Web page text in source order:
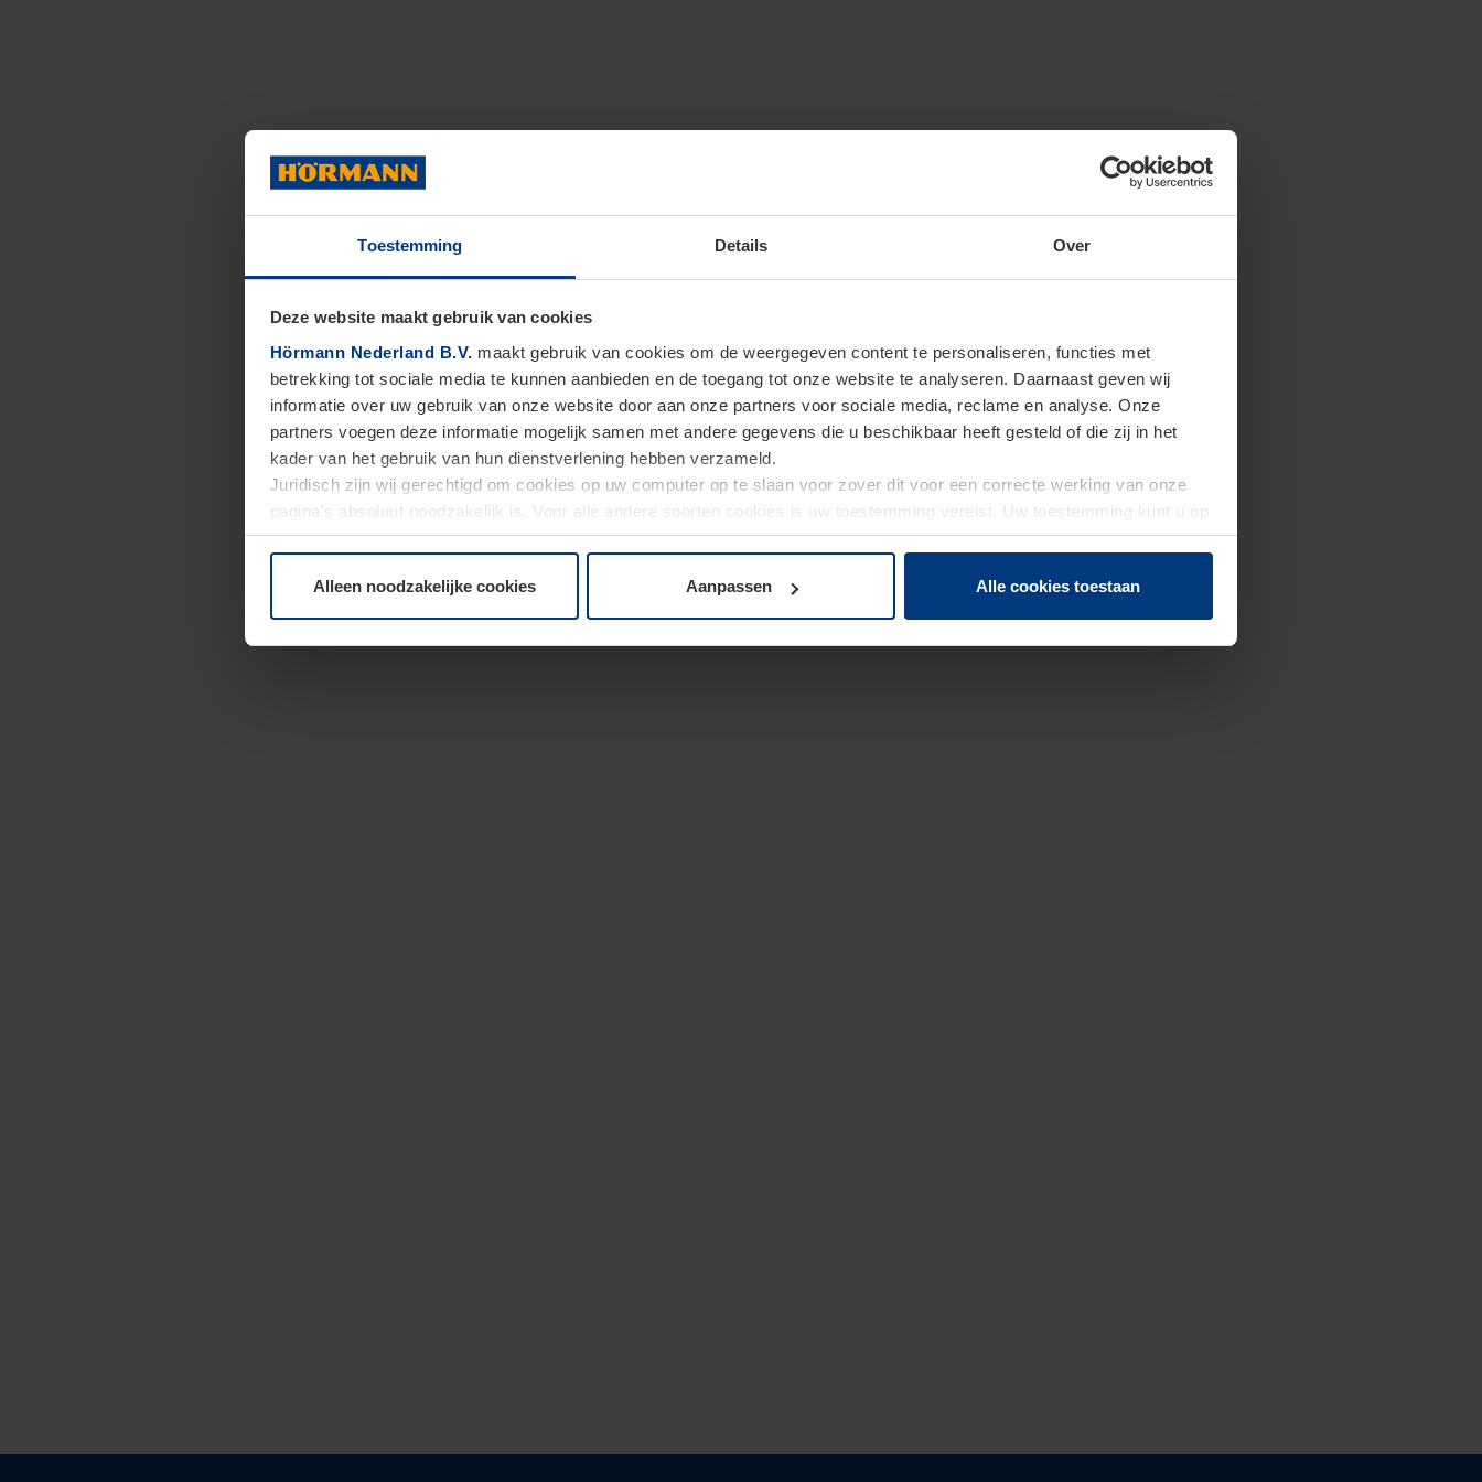
Toestemming Details Over
Deze website maakt gebruik van cookies
Hörmann Nederland B.V. maakt gebruik van cookies om de weergegeven content te personaliseren, functies met
betrekking tot sociale media te kunnen aanbieden en de toegang tot onze website te analyseren. Daarnaast geven wij
informatie over uw gebruik van onze website door aan onze partners voor sociale media, reclame en analyse. Onze
partners voegen deze informatie mogelijk samen met andere gegevens die u beschikbaar heeft gesteld of die zij in het
kader van het gebruik van hun dienstverlening hebben verzameld.
Juridisch zijn wij gerechtigd om cookies op uw computer op te slaan voor zover dit voor een correcte werking van onze
pagina's absoluut noodzakelijk is. Voor alle andere soorten cookies is uw toestemming vereist. Uw toestemming kunt u op
elk moment bij de uitleg van de cookies op paginaprivacyverklaringop onze website wijzigen of herroepen.
Alleen noodzakelijke cookies Aanpassen Alle cookies toestaan